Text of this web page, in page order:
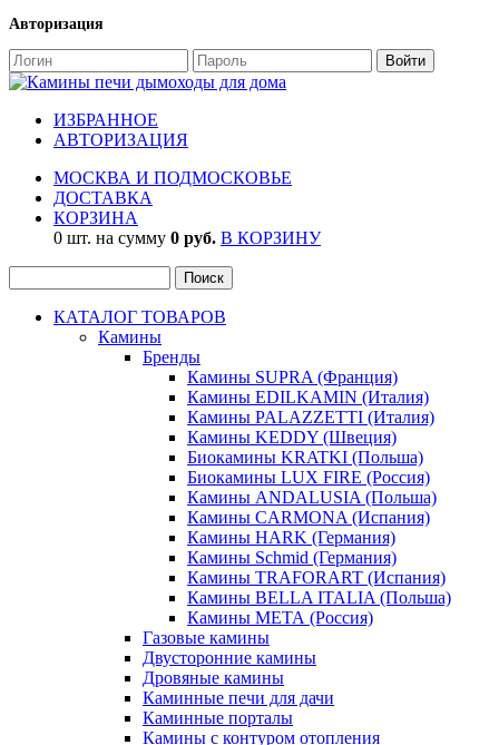
Авторизация
ИЗБРАННОЕ
АВТОРИЗАЦИЯ
МОСКВА И ПОДМОСКОВЬЕ
ДОСТАВКА
КОРЗИНА
0 шт. на сумму 0 руб. В КОРЗИНУ
КАТАЛОГ ТОВАРОВ
Камины
Бренды
Камины SUPRA (Франция)
Камины EDILKAMIN (Италия)
Камины PALAZZETTI (Италия)
Камины KEDDY (Швеция)
Биокамины KRATKI (Польша)
Биокамины LUX FIRE (Россия)
Камины ANDALUSIA (Польша)
Камины CARMONA (Испания)
Камины HARK (Германия)
Камины Schmid (Германия)
Камины TRAFORART (Испания)
Камины BELLA ITALIA (Польша)
Камины МЕТА (Россия)
Газовые камины
Двусторонние камины
Дровяные камины
Каминные печи для дачи
Каминные порталы
Камины с контуром отопления